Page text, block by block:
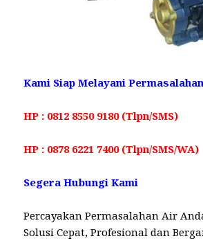
Kami Siap Melayani
HP : 0812 8550 9180 (Tlpn/SMS)
HP : 0878 6221 7400 (Tlpn/SMS/WA)
Segera Hubungi Kami
Percayakan Permasalahan Air
Solusi Cepat, Profesional dan